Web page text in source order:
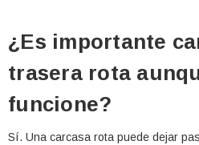
¿Es importante
trasera rota
funcione?
Sí. Una carcasa rota puede dejar